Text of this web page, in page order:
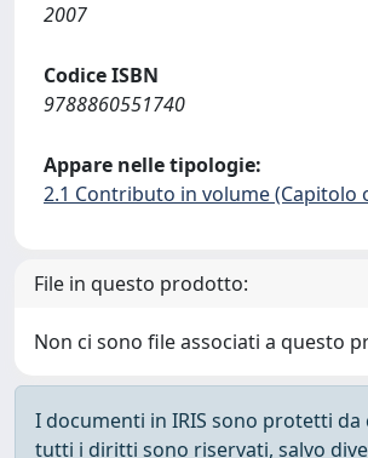
2007
Codice ISBN
9788860551740
Appare nelle tipologie:
2.1 Contributo in volume (Capitolo
File in questo prodotto:
Non ci sono file associati a questo
I documenti in IRIS sono protetti
tutti i diritti sono riservati, salvo